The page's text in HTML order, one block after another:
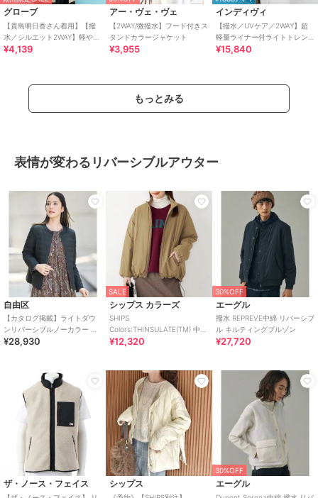
グローブ
【貴島明日香さん着用】【撥
水／シルエット2WAY】軽やか
ミドルトレンチコート
¥4,139
アー・ヴェ・ヴェ
【2WAY/微撥水】フード付きス
タンドカラージャケット
¥3,955
インディヴィ
【撥水／UVケア／2WAY】超
軽量ライナー付ライトトレン
チコート
¥15,840
もっとみる
表情が変わるリバーシブルアウター
自由区
【カタログ掲載】ライトダウ
ンリバーシブルノーカラー ジ
ャケット
¥28,930
SALE
シップス カラーズ
SHIPS
Colors:THINSULATE(TM) 中綿
リバーシブル ブルゾン◇
¥12,320
30%OFF
エーグル
撥水 REPREVE中綿 リバーシブ
ル キルティングブルゾン
¥27,720
ザ・ノース・フェイス シップス
30%OFF
エーグル